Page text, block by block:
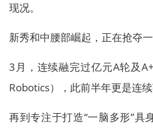
现况。
新秀和中腰部崛起，正在抢夺一
3月，连续融完过亿元A轮及
Robotics），此前半年更是连续
再到专注于打造“一脑多形”具